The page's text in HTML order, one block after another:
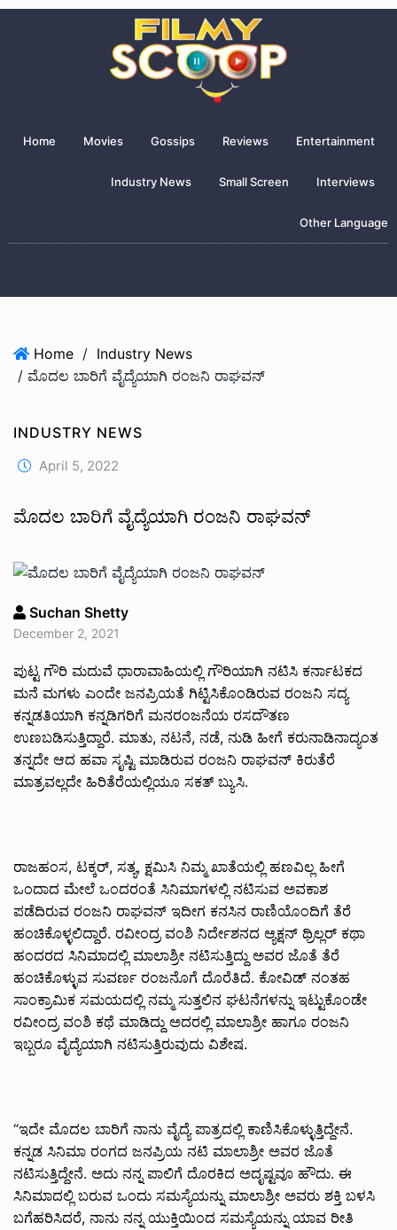
Home Movies Gossips Reviews Entertainment
Industry News Small Screen Interviews
Other Language
Home / Industry News
/ ಮೊದಲ ಬಾರಿಗೆ ವೈದ್ಯೆಯಾಗಿ ರಂಜನಿ ರಾಘವನ್
INDUSTRY NEWS
April 5, 2022
ಮೊದಲ ಬಾರಿಗೆ ವೈದ್ಯೆಯಾಗಿ ರಂಜನಿ ರಾಘವನ್
Suchan Shetty
December 2, 2021
ಪುಟ್ಟ ಗೌರಿ ಮದುವೆ ಧಾರಾವಾಹಿಯಲ್ಲಿ ಗೌರಿಯಾಗಿ ನಟಿಸಿ ಕರ್ನಾಟಕದ
ಮನೆ ಮಗಳು ಎಂದೇ ಜನಪ್ರಿಯತೆ ಗಿಟ್ಟಿಸಿಕೊಂಡಿರುವ ರಂಜನಿ ಸದ್ಯ
ಕನ್ನಡತಿಯಾಗಿ ಕನ್ನಡಿಗರಿಗೆ ಮನರಂಜನೆಯ ರಸದೌತಣ
ಉಣಬಡಿಸುತ್ತಿದ್ದಾರೆ. ಮಾತು, ನಟನೆ, ನಡೆ, ನುಡಿ ಹೀಗೆ ಕರುನಾಡಿನಾದ್ಯಂತ
ತನ್ನದೇ ಆದ ಹವಾ ಸೃಷ್ಟಿ ಮಾಡಿರುವ ರಂಜನಿ ರಾಘವನ್ ಕಿರುತೆರೆ
ಮಾತ್ರವಲ್ಲದೇ ಹಿರಿತೆರೆಯಲ್ಲಿಯೂ ಸಕತ್ ಬ್ಯುಸಿ.
ರಾಜಹಂಸ, ಟಕ್ಕರ್, ಸತ್ಯ, ಕ್ಷಮಿಸಿ ನಿಮ್ಮ ಖಾತೆಯಲ್ಲಿ ಹಣವಿಲ್ಲ ಹೀಗೆ
ಒಂದಾದ ಮೇಲೆ ಒಂದರಂತೆ ಸಿನಿಮಾಗಳಲ್ಲಿ ನಟಿಸುವ ಅವಕಾಶ
ಪಡೆದಿರುವ ರಂಜನಿ ರಾಘವನ್ ಇದೀಗ ಕನಸಿನ ರಾಣಿಯೊಂದಿಗೆ ತೆರೆ
ಹಂಚಿಕೊಳ್ಳಲಿದ್ದಾರೆ. ರವೀಂದ್ರ ವಂಶಿ ನಿರ್ದೇಶನದ ಆ್ಯಕ್ಷನ್ ಥ್ರಿಲ್ಲರ್ ಕಥಾ
ಹಂದರದ ಸಿನಿಮಾದಲ್ಲಿ ಮಾಲಾಶ್ರೀ ನಟಿಸುತ್ತಿದ್ದು ಅವರ ಜೊತೆ ತೆರೆ
ಹಂಚಿಕೊಳ್ಳುವ ಸುವರ್ಣ ರಂಜನೊಗೆ ದೊರೆತಿದೆ. ಕೋವಿಡ್ ನಂತಹ
ಸಾಂಕ್ರಾಮಿಕ ಸಮಯದಲ್ಲಿ ನಮ್ಮ ಸುತ್ತಲಿನ ಘಟನೆಗಳನ್ನು ಇಟ್ಟುಕೊಂಡೇ
ರವೀಂದ್ರ ವಂಶಿ ಕಥೆ ಮಾಡಿದ್ದು ಅದರಲ್ಲಿ ಮಾಲಾಶ್ರೀ ಹಾಗೂ ರಂಜನಿ
ಇಬ್ಬರೂ ವೈದ್ಯೆಯಾಗಿ ನಟಿಸುತ್ತಿರುವುದು ವಿಶೇಷ.
“ಇದೇ ಮೊದಲ ಬಾರಿಗೆ ನಾನು ವೈದ್ಯೆ ಪಾತ್ರದಲ್ಲಿ ಕಾಣಿಸಿಕೊಳ್ಳುತ್ತಿದ್ದೇನೆ.
ಕನ್ನಡ ಸಿನಿಮಾ ರಂಗದ ಜನಪ್ರಿಯ ನಟಿ ಮಾಲಾಶ್ರೀ ಅವರ ಜೊತೆ
ನಟಿಸುತ್ತಿದ್ದೇನೆ. ಅದು ನನ್ನ ಪಾಲಿಗೆ ದೊರಕಿದ ಅದೃಷ್ಟವೂ ಹೌದು. ಈ
ಸಿನಿಮಾದಲ್ಲಿ ಬರುವ ಒಂದು ಸಮಸ್ಯೆಯನ್ನು ಮಾಲಾಶ್ರೀ ಅವರು ಶಕ್ತಿ ಬಳಸಿ
ಬಗೆಹರಿಸಿದರೆ, ನಾನು ನನ್ನ ಯುಕ್ತಿಯಿಂದ ಸಮಸ್ಯೆಯನ್ನು ಯಾವ ರೀತಿ